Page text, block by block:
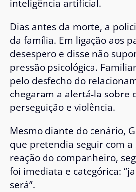
inteligência artificial.
Dias antes da morte, a
da família. Em ligação aos
desespero e disse não
pressão psicológica.
pelo desfecho do
chegaram a alertá-la sobre
perseguição e violência.
Mesmo diante do cenário,
que pretendia seguir com a
reação do companheiro,
foi imediata e categórica:
será”.